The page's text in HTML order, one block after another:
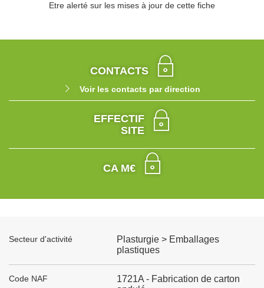
Etre alerté sur les mises à jour de cette fiche
CONTACTS
Voir les contacts par direction
EFFECTIF
SITE
CA M€
Secteur d'activité
Plasturgie > Emballages
plastiques
Code NAF
1721A - Fabrication de carton